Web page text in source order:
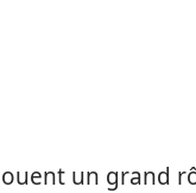
un grand